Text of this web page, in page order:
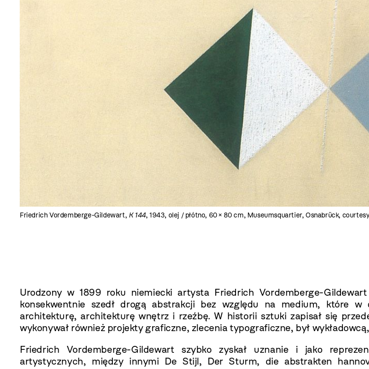
Friedrich Vordemberge-Gildewart, K 144, 1943, olej / płótno, 60 × 80 cm, Museumsquartier, Osnabrück,
Urodzony w 1899 roku niemiecki artysta Friedrich Vordemberge-
konsekwentnie szedł drogą abstrakcji bez względu na medium, które w
architekturę, architekturę wnętrz i rzeźbę. W historii sztuki zapisał się
wykonywał również projekty graficzne, zlecenia typograficzne, był
Friedrich Vordemberge-Gildewart szybko zyskał uznanie i jako
artystycznych, między innymi De Stijl, Der Sturm, die abstrakten